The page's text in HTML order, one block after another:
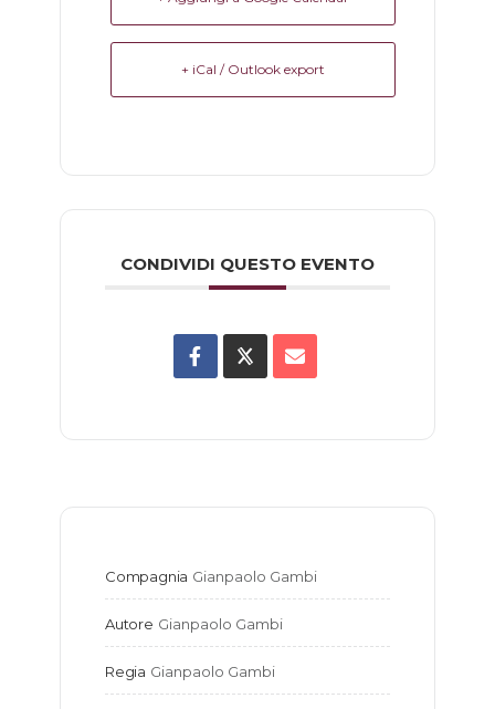
+ iCal / Outlook export
CONDIVIDI QUESTO EVENTO
Compagnia Gianpaolo Gambi
Autore Gianpaolo Gambi
Regia Gianpaolo Gambi